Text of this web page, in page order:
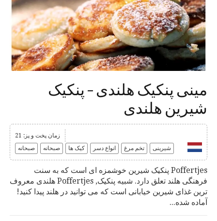
مینی پنکیک هلندی – پنکیک
شیرین هلندی
زمان پخت و پز: 21
صبحانه
صبحانه کیک ها انواع دسر تخم مرغ شیرینی
Poffertjes پنکیک شیرین خوشمزه ای است که به سنت
فرهنگی هلند تعلق دارد. شبیه پنکیک, Poffertjes هلندی معروف
ترین غذای شیرین خیابانی است که می توانید در هلند پیدا کنید!
آماده شده...